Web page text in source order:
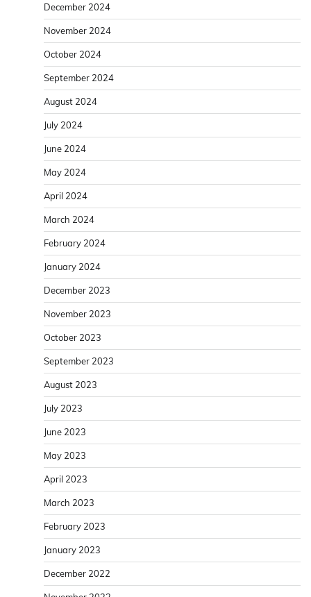
December 2024
November 2024
October 2024
September 2024
August 2024
July 2024
June 2024
May 2024
April 2024
March 2024
February 2024
January 2024
December 2023
November 2023
October 2023
September 2023
August 2023
July 2023
June 2023
May 2023
April 2023
March 2023
February 2023
January 2023
December 2022